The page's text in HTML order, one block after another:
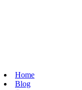
Home
Blog